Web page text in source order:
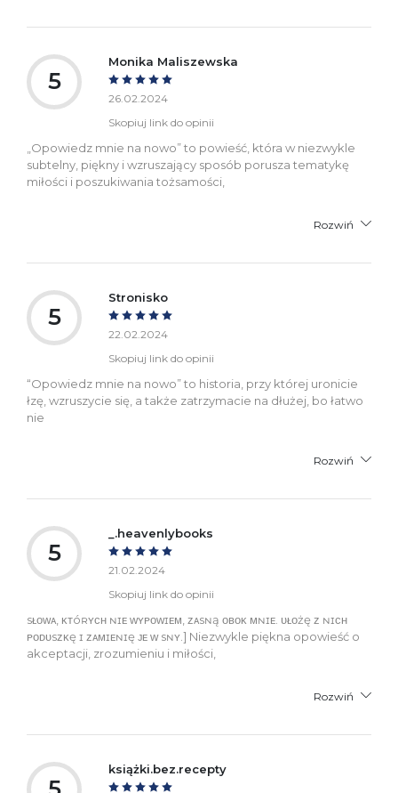
5
Monika Maliszewska
26.02.2024
Skopiuj link do opinii
„Opowiedz mnie na nowo” to powieść, która w niezwykle
subtelny, piękny i wzruszający sposób porusza tematykę
miłości i poszukiwania tożsamości,
Rozwiń
5
Stronisko
22.02.2024
Skopiuj link do opinii
“Opowiedz mnie na nowo” to historia, przy której uronicie
łzę, wzruszycie się, a także zatrzymacie na dłużej, bo łatwo
nie
Rozwiń
5
_.heavenlybooks
21.02.2024
Skopiuj link do opinii
sᴌᴏᴡᴀ, ᴋᴛóʀʏᴄʜ ɴɪᴇ ᴡʏᴘᴏᴡɪᴇᴍ, ᴢᴀsɴą ᴏʙᴏᴋ ᴍɴɪᴇ. ᴜᴌᴏżę ᴢ ɴɪᴄʜ
ᴘᴏᴅᴜsᴢᴋę ɪ ᴢᴀᴍɪᴇɴɪę ᴊᴇ ᴡ sɴʏ.] Niezwykle piękna opowieść o
akceptacji, zrozumieniu i miłości,
Rozwiń
książki.bez.recepty